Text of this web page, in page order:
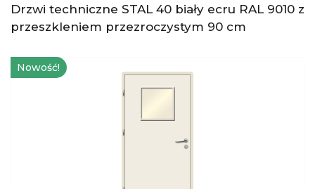
Drzwi techniczne STAL 40 biały ecru RAL 9010 z
przeszkleniem przezroczystym 90 cm
Nowość!